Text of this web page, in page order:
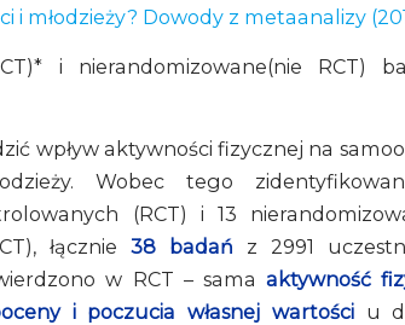
i młodzieży? Dowody z metaanalizy
i nierandomizowane(nie RCT)
wpływ aktywności fizycznej na
Wobec tego
(RCT) i 13
łącznie 38 badań z 2991
w RCT – sama aktywność
i poczucia własnej wartościu